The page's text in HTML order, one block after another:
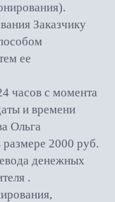
Заказчику
ее
часов с момента
и времени
Ольга
размере 2000 руб.
денежных
.